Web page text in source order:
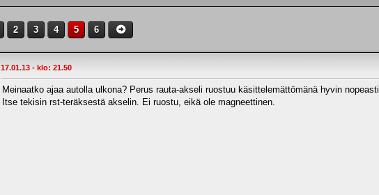
2 3 4 5 6
17.01.13 - klo: 21.50
Meinaatko ajaa autolla ulkona? Perus rauta-akseli ruostuu käsittelemättömänä hyvin nopeasti.
Itse tekisin rst-teräksestä akselin. Ei ruostu, eikä ole magneettinen.